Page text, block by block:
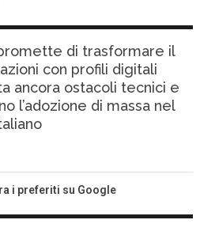
di trasformare il
con profili digitali
ancora ostacoli tecnici e
l’adozione di massa nel
i preferiti su Google